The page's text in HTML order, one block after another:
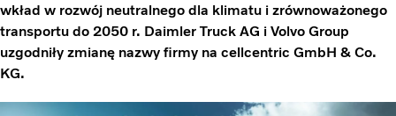
wkład w rozwój neutralnego dla klimatu i zrównoważonego
transportu do 2050 r. Daimler Truck AG i Volvo Group
uzgodniły zmianę nazwy firmy na cellcentric GmbH & Co.
KG.